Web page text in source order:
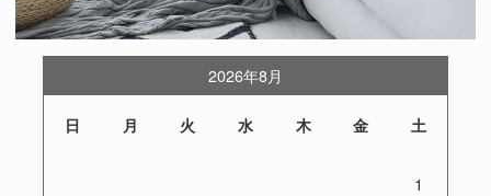
2026年8月
日 月 火 水 木 金 土
1